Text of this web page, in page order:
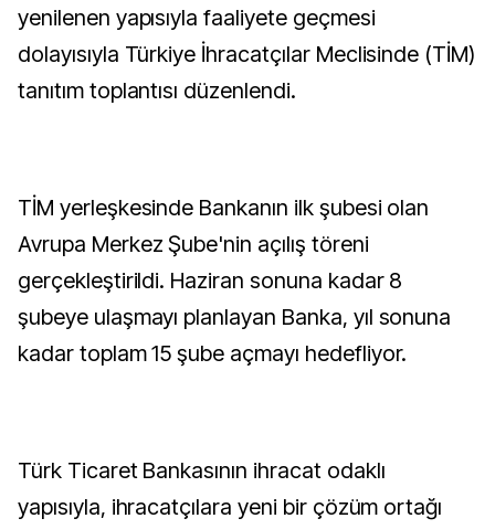
yenilenen yapısıyla faaliyete geçmesi
dolayısıyla Türkiye İhracatçılar Meclisinde (TİM)
tanıtım toplantısı düzenlendi.
TİM yerleşkesinde Bankanın ilk şubesi olan
Avrupa Merkez Şube'nin açılış töreni
gerçekleştirildi. Haziran sonuna kadar 8
şubeye ulaşmayı planlayan Banka, yıl sonuna
kadar toplam 15 şube açmayı hedefliyor.
Türk Ticaret Bankasının ihracat odaklı
yapısıyla, ihracatçılara yeni bir çözüm ortağı